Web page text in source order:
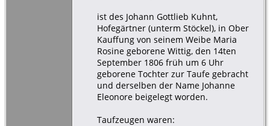
ist des Johann Gottlieb Kuhnt,
Hofegärtner (unterm Stöckel), in Ober
Kauffung von seinem Weibe Maria
Rosine geborene Wittig, den 14ten
September 1806 früh um 6 Uhr
geborene Tochter zur Taufe gebracht
und derselben der Name Johanne
Eleonore beigelegt worden.
Taufzeugen waren: